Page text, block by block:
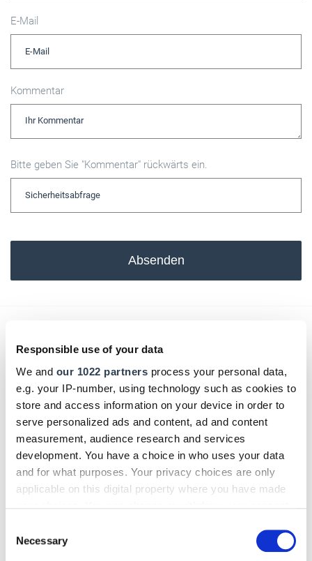
Responsible use of your data
We and our 1022 partners process your personal data,
e.g. your IP-number, using technology such as cookies to
store and access information on your device in order to
serve personalized ads and content, ad and content
measurement, audience research and services
development. You have a choice in who uses your data
and for what purposes. Your privacy choices are only
applicable on this digital property where you have made
the Privacy trigger icon.
Selection
Necessary
E-Mail
Kommentar
Bitte geben Sie "Kommentar" rückwärts ein.
Absenden